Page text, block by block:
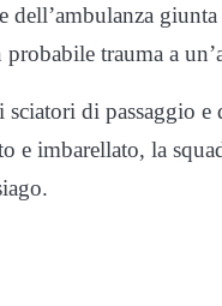
trauma a
di passaggio e
e imbarellato, la